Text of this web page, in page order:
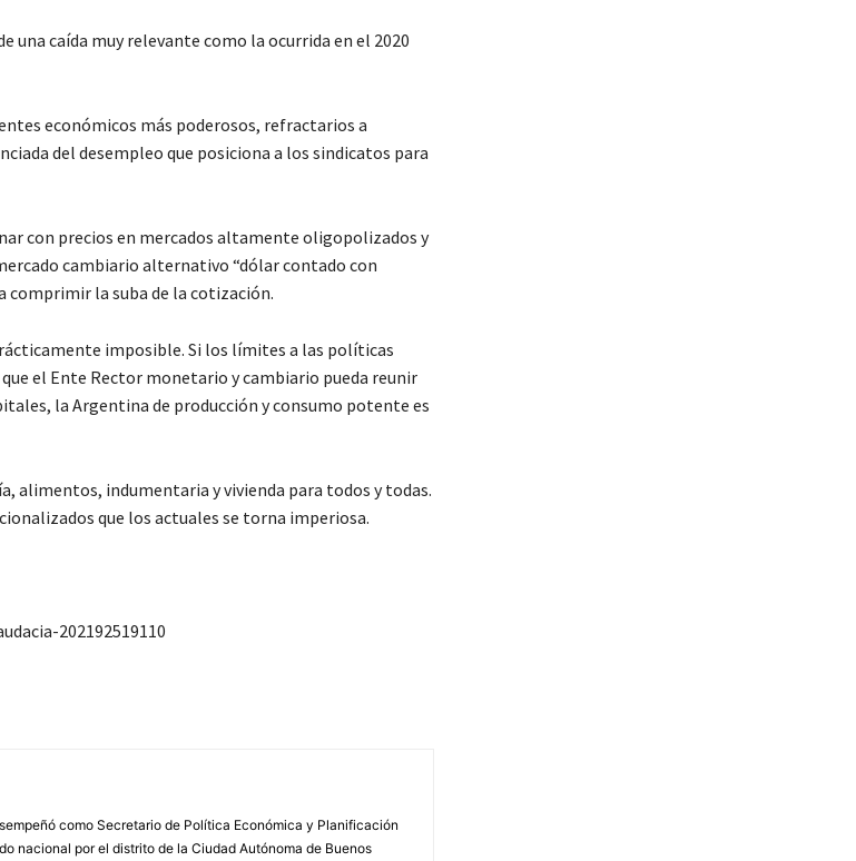
una caída muy relevante como la ocurrida en el 2020
económicos más poderosos, refractarios a
del desempleo que posiciona a los sindicatos para
con precios en mercados altamente oligopolizados y
cambiario alternativo “dólar contado con
comprimir la suba de la cotización.
imposible. Si los límites a las políticas
el Ente Rector monetario y cambiario pueda reunir
la Argentina de producción y consumo potente es
alimentos, indumentaria y vivienda para todos y todas.
que los actuales se torna imperiosa.
202192519110
como Secretario de Política Económica y Planificación
nacional por el distrito de la Ciudad Autónoma de Buenos